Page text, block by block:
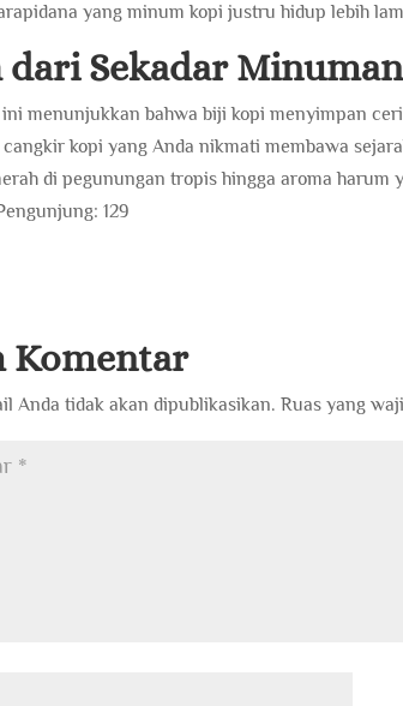
yang minum kopi justru hidup lebih
dari Sekadar
menunjukkan bahwa biji kopi menyimpan
kopi yang Anda nikmati membawa
di pegunungan tropis hingga aroma harum
129
Komentar
Anda tidak akan dipublikasikan. Ruas yang